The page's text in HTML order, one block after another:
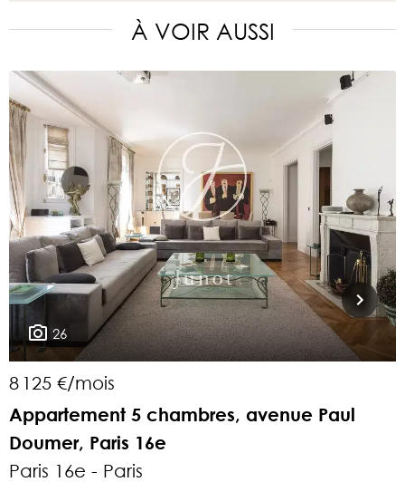
À VOIR AUSSI
26
8 125 €/mois
Appartement 5 chambres, avenue Paul
Doumer, Paris 16e
Paris 16e - Paris